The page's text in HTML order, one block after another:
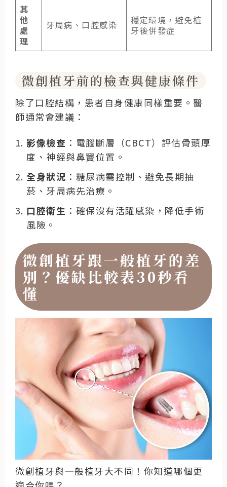
其
他
處
理
牙周病、口腔感染
穩定環境，避免植
牙後併發症
微創植牙前的檢查與健康條件
除了口腔結構，患者自身健康同樣重要。醫
師通常會建議：
影像檢查 ：電腦斷層（CBCT）評估骨頭厚
度、神經與鼻竇位置。
全身狀況 ：糖尿病需控制、避免長期抽
菸、牙周病先治療。
口腔衛生 ：確保沒有活躍感染，降低手術
風險。
微創植牙跟一般植牙的差
別？優缺比較表30秒看
懂
微創植牙與一般植牙大不同！你知道哪個更